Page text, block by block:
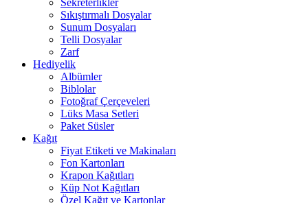
Sekreterlikler
Sıkıştırmalı Dosyalar
Sunum Dosyaları
Telli Dosyalar
Zarf
Hediyelik
Albümler
Biblolar
Fotoğraf Çerçeveleri
Lüks Masa Setleri
Paket Süsler
Kağıt
Fiyat Etiketi ve Makinaları
Fon Kartonları
Krapon Kağıtları
Küp Not Kağıtları
Özel Kağıt ve Kartonlar